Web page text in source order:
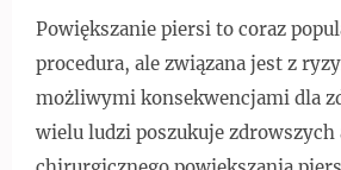
Powiększanie piersi to coraz
procedura, ale związana jest z
możliwymi konsekwencjami dla
wielu ludzi poszukuje